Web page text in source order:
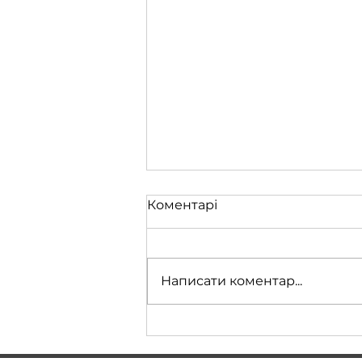
Коментарі
Написати коментар...